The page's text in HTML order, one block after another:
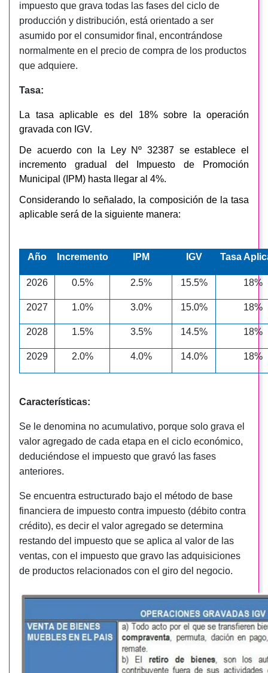
impuesto que grava todas las fases del ciclo de
producción y distribución, está orientado a ser
asumido por el consumidor final, encontrándose
normalmente en el precio de compra de los productos
que adquiere.
Tasa:
La tasa aplicable es del 18% sobre la operación
gravada con IGV.
De acuerdo con la Ley Nº 32387 se establece el
incremento gradual del Impuesto de Promoción
Municipal (IPM) hasta llegar al 4%.
Considerando lo señalado, la composición de la tasa
aplicable será de la siguiente manera:
Año Incremento IPM IGV Tasa
2026 0.5% 2.5% 15.5% 18%
2027 1.0% 3.0% 15.0% 18%
2028 1.5% 3.5% 14.5% 18%
2029 2.0% 4.0% 14.0% 18%
Características:
Se le denomina no acumulativo, porque solo grava el
valor agregado de cada etapa en el ciclo económico,
deduciéndose el impuesto que gravó las fases
anteriores.
Se encuentra estructurado bajo el método de base
financiera de impuesto contra impuesto (débito contra
crédito), es decir el valor agregado se determina
restando del impuesto que se aplica al valor de las
ventas, con el impuesto que gravo las adquisiciones
de productos relacionados con el giro del negocio.